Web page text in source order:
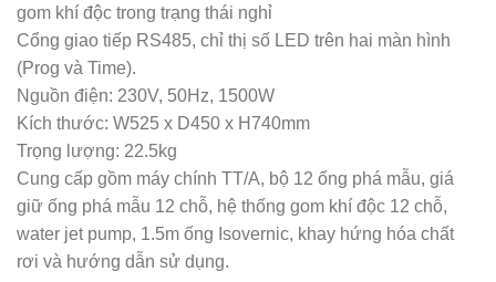
gom khí độc trong trạng thái nghỉ
Cổng giao tiếp RS485, chỉ thị số LED trên hai màn hình
(Prog và Time).
Nguồn điện: 230V, 50Hz, 1500W
Kích thước: W525 x D450 x H740mm
Trọng lượng: 22.5kg
Cung cấp gồm máy chính TT/A, bộ 12 ống phá mẫu, giá
giữ ống phá mẫu 12 chỗ, hệ thống gom khí độc 12 chỗ,
water jet pump, 1.5m ống Isovernic, khay hứng hóa chất
rơi và hướng dẫn sử dụng.